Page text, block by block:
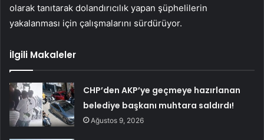
olarak tanıtarak dolandırıcılık yapan şüphelilerin
yakalanması için çalışmalarını sürdürüyor.
İlgili Makaleler
CHP’den AKP’ye geçmeye hazırlanan
belediye başkanı muhtara saldırdı!
Ağustos 9, 2026